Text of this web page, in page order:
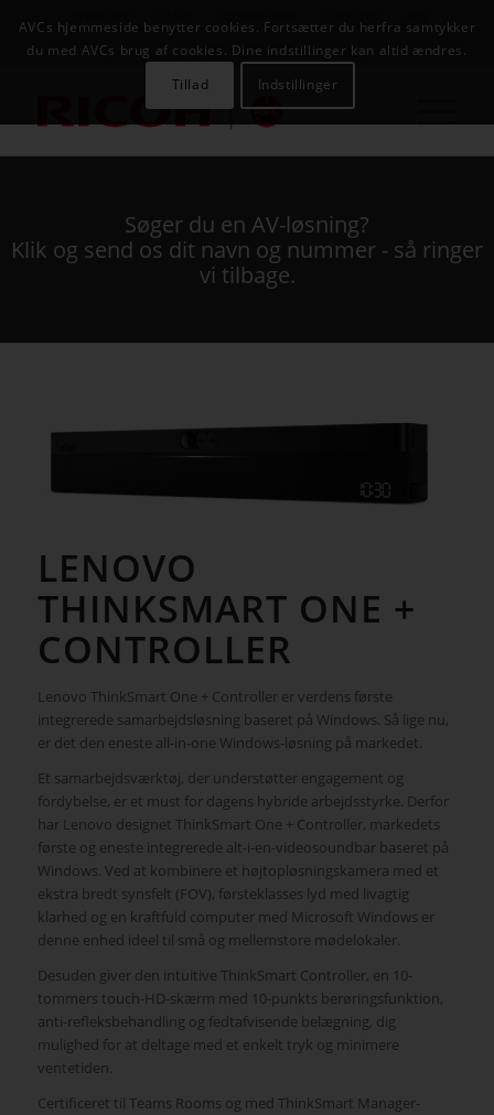
AVC INFOSYSTEM
Søger du en AV-løsning?
Klik og send os dit navn og nummer - så ringer
vi tilbage.
LENOVO
THINKSMART ONE +
CONTROLLER
Lenovo ThinkSmart One + Controller er verdens første
integrerede samarbejdsløsning baseret på Windows. Så lige nu,
er det den eneste all-in-one Windows-løsning på markedet.
Et samarbejdsværktøj, der understøtter engagement og
fordybelse, er et must for dagens hybride arbejdsstyrke. Derfor
har Lenovo designet ThinkSmart One + Controller, markedets
første og eneste integrerede alt-i-en-videosoundbar baseret på
Windows. Ved at kombinere et højtopløsningskamera med et
ekstra bredt synsfelt (FOV), førsteklasses lyd med livagtig
klarhed og en kraftfuld computer med Microsoft Windows er
denne enhed ideel til små og mellemstore mødelokaler.
Desuden giver den intuitive ThinkSmart Controller, en 10-
tommers touch-HD-skærm med 10-punkts berøringsfunktion,
anti-refleksbehandling og fedtafvisende belægning, dig
mulighed for at deltage med et enkelt tryk og minimere
ventetiden.
Certificeret til Teams Rooms og med ThinkSmart Manager-
AVCs hjemmeside benytter cookies. Fortsætter du herfra samtykker
du med AVCs brug af cookies. Dine indstillinger kan altid ændres.
Tillad
Indstillinger